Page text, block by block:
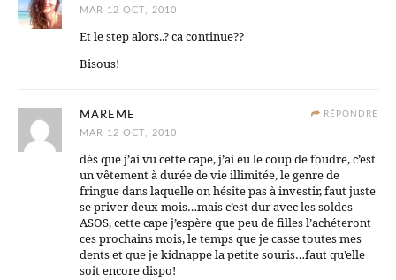
MAR 12 OCT, 2010
Et le step alors..? ca continue??
Bisous!
RÉPONDRE
MAREME
MAR 12 OCT, 2010
dès que j’ai vu cette cape, j’ai eu le coup de foudre, c’est
un vêtement à durée de vie illimitée, le genre de
fringue dans laquelle on hésite pas à investir, faut juste
se priver deux mois…mais c’est dur avec les soldes
ASOS, cette cape j’espère que peu de filles l’achéteront
ces prochains mois, le temps que je casse toutes mes
dents et que je kidnappe la petite souris…faut qu’elle
soit encore dispo!